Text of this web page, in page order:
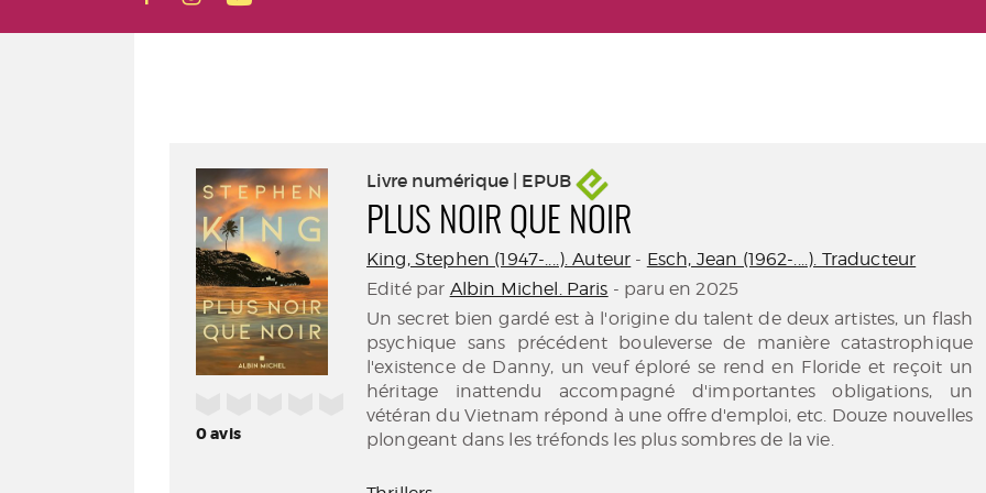
0avis
Livre numérique | EPUB
PLUS NOIR QUE NOIR
King, Stephen (1947-....). Auteur - Esch, Jean (1962-....). Traducteur
Edité par Albin Michel. Paris - paru en 2025
Un secret bien gardé est à l'origine du talent de deux artistes, un flash
psychique sans précédent bouleverse de manière catastrophique
l'existence de Danny, un veuf éploré se rend en Floride et reçoit un
héritage inattendu accompagné d'importantes obligations, un
vétéran du Vietnam répond à une offre d'emploi, etc. Douze nouvelles
plongeant dans les tréfonds les plus sombres de la vie.